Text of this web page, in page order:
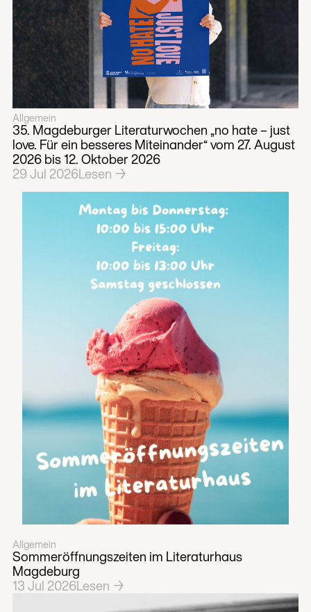
Allgemein
35. Magdeburger Literaturwochen „no hate – just
love. Für ein besseres Miteinander“ vom 27. August
2026 bis 12. Oktober 2026
29Jul 2026Lesen →
Allgemein
Sommeröffnungszeiten im Literaturhaus
Magdeburg
13Jul 2026Lesen →